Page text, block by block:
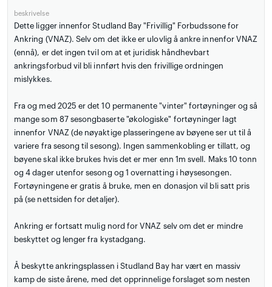
beskrivelse
Dette ligger innenfor Studland Bay "Frivillig" Forbudssone for
Ankring (VNAZ). Selv om det ikke er ulovlig å ankre innenfor VNAZ
(ennå), er det ingen tvil om at et juridisk håndhevbart
ankringsforbud vil bli innført hvis den frivillige ordningen
mislykkes.
Fra og med 2025 er det 10 permanente "vinter" fortøyninger og så
mange som 87 sesongbaserte "økologiske" fortøyninger lagt
innenfor VNAZ (de nøyaktige plasseringene av bøyene ser ut til å
variere fra sesong til sesong). Ingen sammenkobling er tillatt, og
bøyene skal ikke brukes hvis det er mer enn 1m svell. Maks 10 tonn
og 4 dager utenfor sesong og 1 overnatting i høysesongen.
Fortøyningene er gratis å bruke, men en donasjon vil bli satt pris
på (se nettsiden for detaljer).
Ankring er fortsatt mulig nord for VNAZ selv om det er mindre
beskyttet og lenger fra kystadgang.
Å beskytte ankringsplassen i Studland Bay har vært en massiv
kamp de siste årene, med det opprinnelige forslaget som nesten